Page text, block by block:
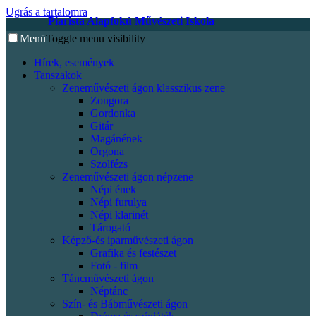
Ugrás a tartalomra
Piarista Alapfokú Művészeti Iskola
MenüToggle menu visibility
Hírek, események
Tanszakok
Zeneművészeti ágon klasszikus zene
Zongora
Gordonka
Gitár
Magánének
Orgona
Szolfézs
Zeneművészeti ágon népzene
Népi ének
Népi furulya
Népi klarinét
Tárogató
Képző-és iparművészeti ágon
Grafika és festészet
Fotó - film
Táncművészeti ágon
Néptánc
Szín- és Bábművészeti ágon